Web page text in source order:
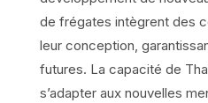
de frégates intègrent des
leur conception,
futures. La capacité de
s’adapter aux nouvelles